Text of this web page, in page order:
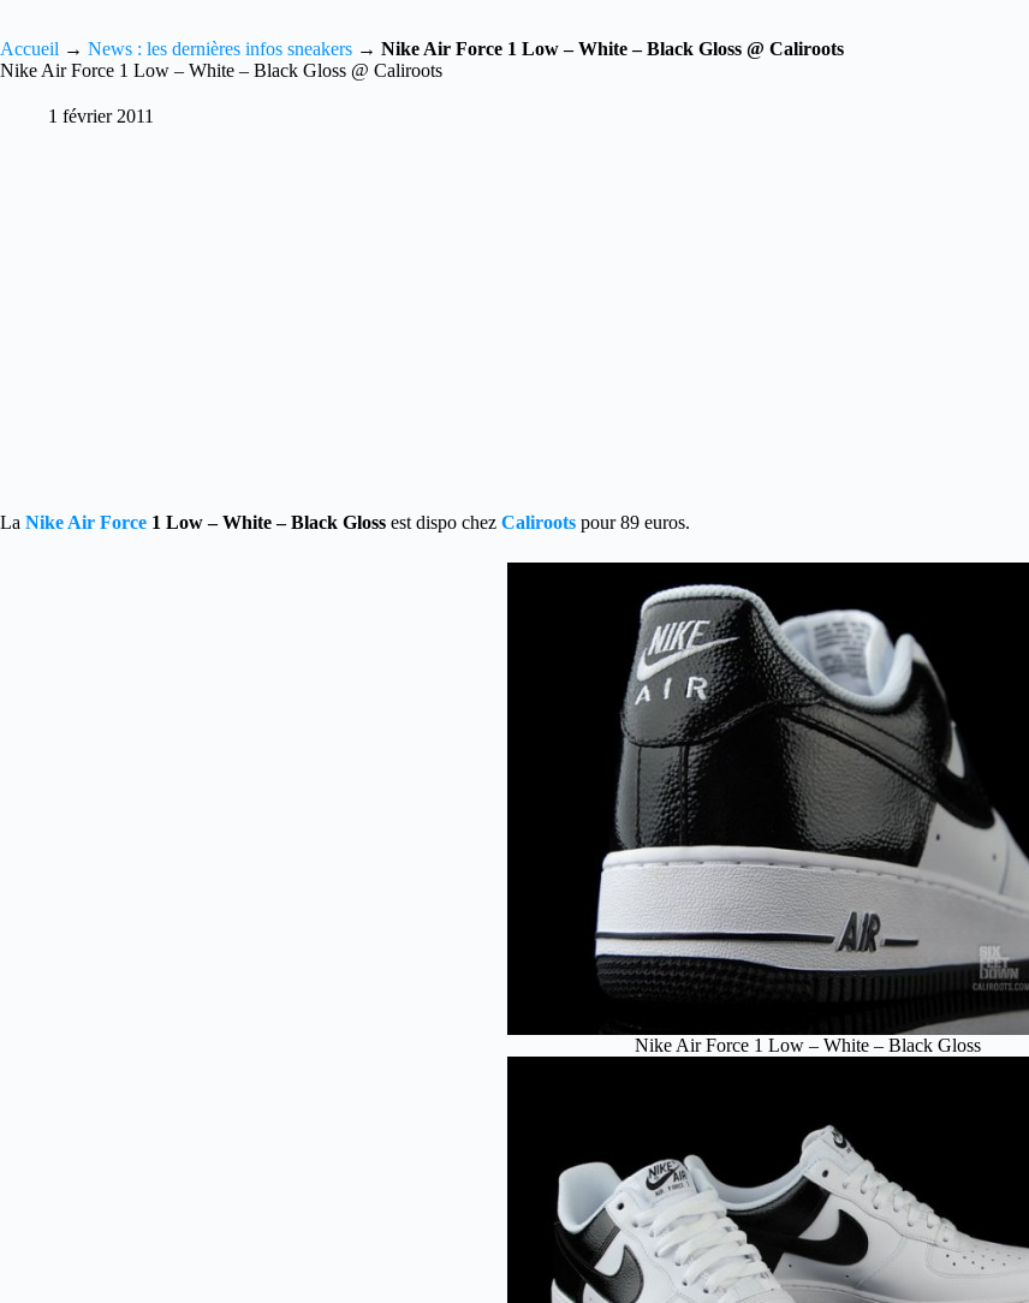
Accueil → News : les dernières infos sneakers → Nike Air Force 1 Low – White – Black Gloss @ Caliroots
Nike Air Force 1 Low – White – Black Gloss @ Caliroots
1 février 2011
La Nike Air Force 1 Low – White – Black Gloss est dispo chez Caliroots pour 89 euros.
Nike Air Force 1 Low – White – Black Gloss